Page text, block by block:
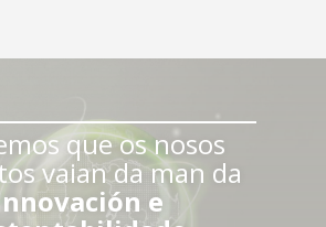
que os nosos
vaian da man da
e